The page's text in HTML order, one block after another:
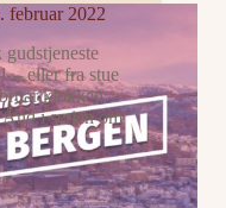
februar 2022
– eller fra stue
klokken
i serien om